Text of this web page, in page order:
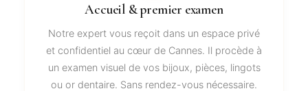
Accueil & premier examen
Notre expert vous reçoit dans un espace privé
et confidentiel au cœur de Cannes. Il procède à
un examen visuel de vos bijoux, pièces, lingots
ou or dentaire. Sans rendez-vous nécessaire.